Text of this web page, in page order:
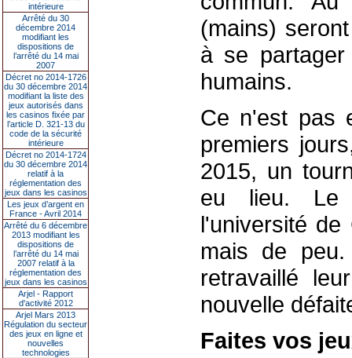
intérieure
Arrêté du 30
décembre 2014
modifiant les
dispositions de
l’arrêté du 14 mai
2007
Décret no 2014-1726
du 30 décembre 2014
modifiant la liste des
jeux autorisés dans
les casinos fixée par
l’article D. 321-13 du
code de la sécurité
intérieure
Décret no 2014-1724
du 30 décembre 2014
relatif à la
réglementation des
jeux dans les casinos
Les jeux d’argent en
France - Avril 2014
Arrêté du 6 décembre
2013 modifiant les
dispositions de
l’arrêté du 14 mai
2007 relatif à la
réglementation des
jeux dans les casinos
Arjel - Rapport
d'activité 2012
Arjel Mars 2013
Régulation du secteur
des jeux en ligne et
nouvelles
technologies
(mains)
à se
humains.
Ce n'est pas
premiers
2015, un
eu lieu. Le
l'université
mais de
retravaillé
nouvelle
Faites vos